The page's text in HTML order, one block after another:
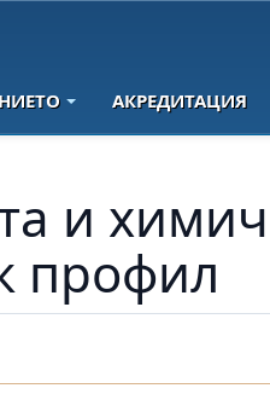
АКРЕДИТАЦИЯ
и
профил